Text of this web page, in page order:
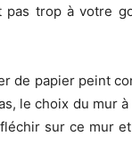
pas trop à votre
de papier peint
le choix du mur
sur ce mur